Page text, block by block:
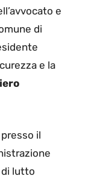
e
di
e la
il
di lutto